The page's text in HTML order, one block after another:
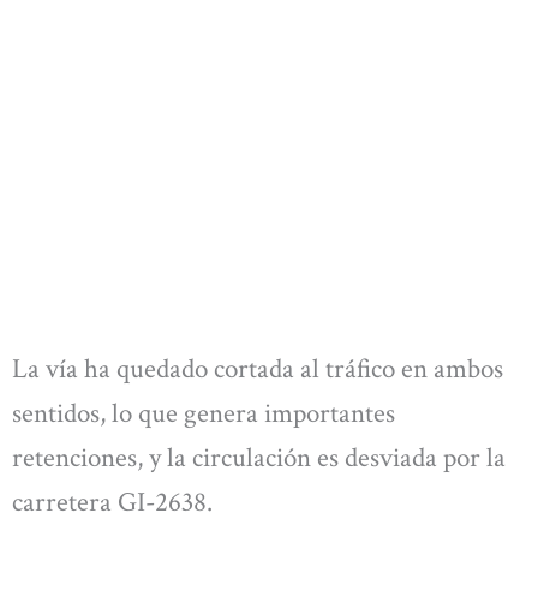
La vía ha quedado cortada al tráfico en ambos
sentidos, lo que genera importantes
retenciones, y la circulación es desviada por la
carretera GI-2638.